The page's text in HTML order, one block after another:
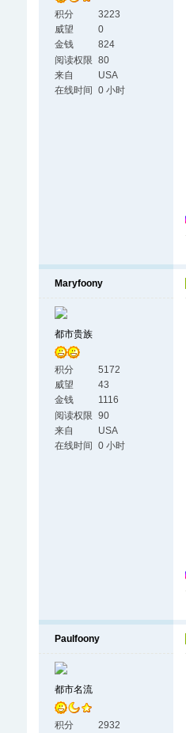
积分
3223
威望
0
金钱
824
阅读权限 80
来自
USA
在线时间
0 小时
Maryfoony
都市贵族
积分
5172
威望
43
金钱
1116
阅读权限 90
来自
USA
在线时间
0 小时
Paulfoony
都市名流
积分
2932